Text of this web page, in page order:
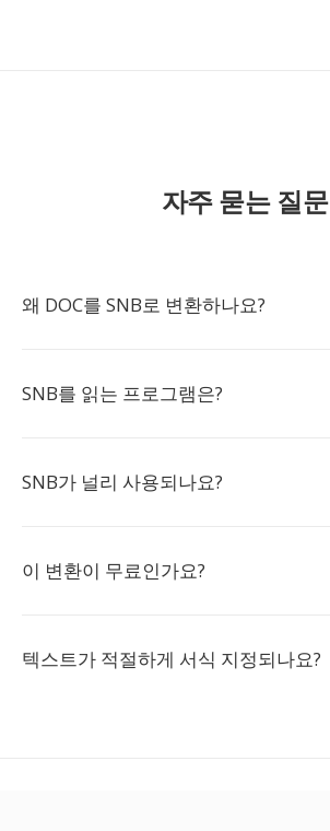
자주 묻는 질문
왜 DOC를 SNB로 변환하나요?
SNB를 읽는 프로그램은?
SNB가 널리 사용되나요?
이 변환이 무료인가요?
텍스트가 적절하게 서식 지정되나요?